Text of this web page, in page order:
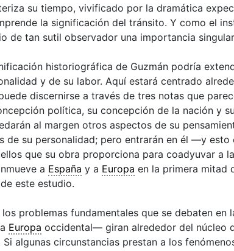
su tiempo, vivificado por la dramática
la significación del tránsito. Y como el
de tan sutil observador una importancia
historiográfica de Guzmán podría
y de su labor. Aquí estará centrado
discernirse a través de tres notas que
política, su concepción de la nación y
al margen otros aspectos de su
de su personalidad; pero entrarán en él —y esto
que su obra proporciona para coadyuvar a
a España y a Europa en la primera mitad
este estudio.
los problemas fundamentales que se debaten
Europa occidental— giran alrededor del núcleo
algunas circunstancias prestan a los